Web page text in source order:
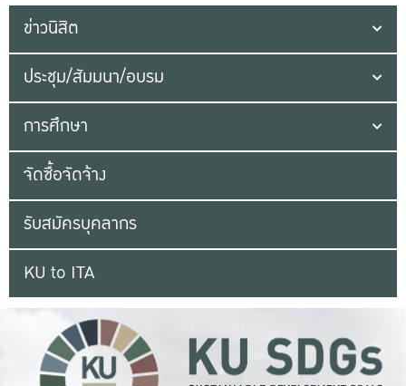
ข่าวนิสิต
ประชุม/สัมมนา/อบรม
การศึกษา
จัดซื้อจัดจ้าง
รับสมัครบุคลากร
KU to ITA